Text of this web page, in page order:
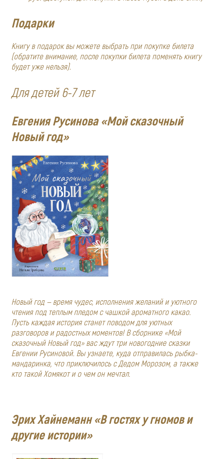
Подарки
Книгу в подарок вы можете выбрать при покупке билета
(обратите внимание, после покупки билета поменять книгу
будет уже нельзя).
Для детей 6-7 лет
Евгения Русинова «Мой сказочный
Новый год»
Новый год — время чудес, исполнения желаний и уютного
чтения под теплым пледом с чашкой ароматного какао.
Пусть каждая история станет поводом для уютных
разговоров и радостных моментов! В сборнике «Мой
сказочный Новый год» вас ждут три новогодние сказки
Евгении Русиновой. Вы узнаете, куда отправилась рыбка-
мандаринка, что приключилось с Дедом Морозом, а также
кто такой Хомякот и о чем он мечтал.
Эрих Хайнеманн «В гостях у гномов и
другие истории»